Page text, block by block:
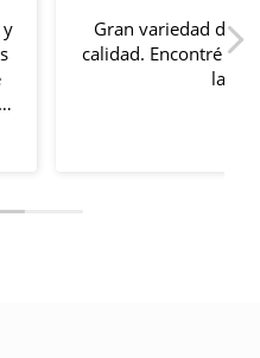
y de muy buena
quería sin problema en
online.
día a la tienda y me